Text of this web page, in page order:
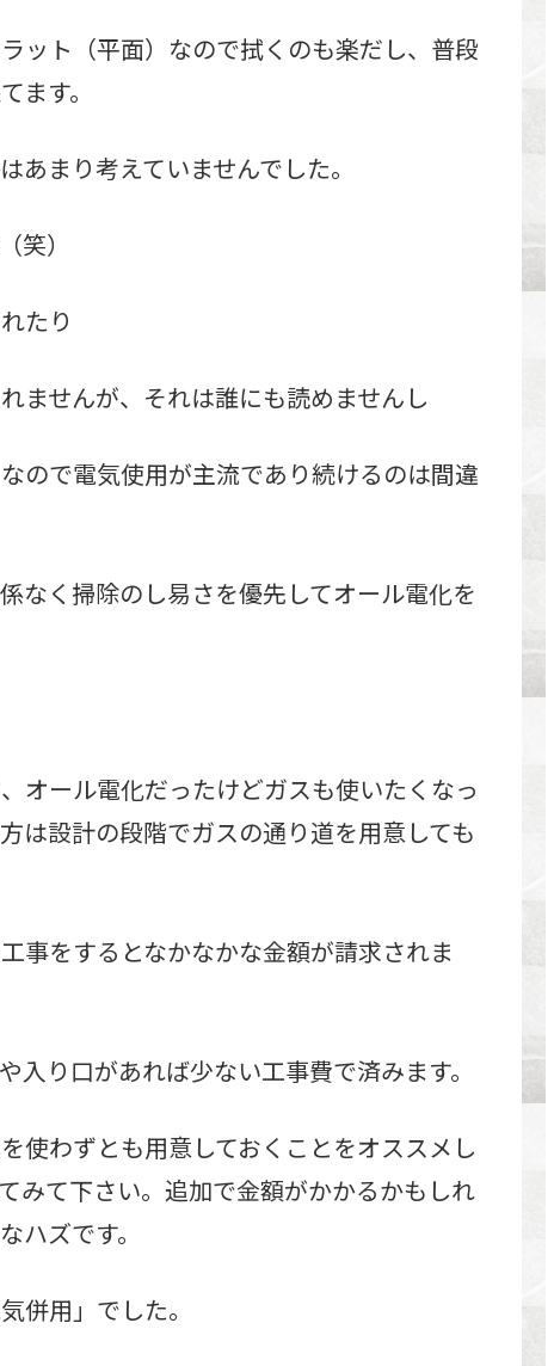
ット（平面）なので拭くのも楽だし、普段
ます。
あまり考えていませんでした。
笑）
たり
ませんが、それは誰にも読めませんし
ので電気使用が主流であり続けるのは間違
なく掃除のし易さを優先してオール電化を
オール電化だったけどガスも使いたくなっ
は設計の段階でガスの通り道を用意しても
事をするとなかなかな金額が請求されま
入り口があれば少ない工事費で済みます。
使わずとも用意しておくことをオススメし
みて下さい。追加で金額がかかるかもしれ
ハズです。
併用」でした。